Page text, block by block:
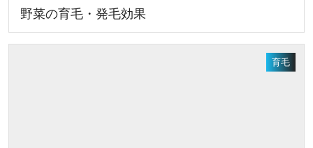
野菜の育毛・発毛効果
育毛